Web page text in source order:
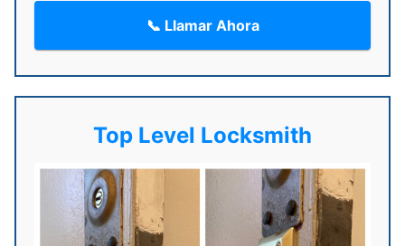
📞 Llamar Ahora
Top Level Locksmith